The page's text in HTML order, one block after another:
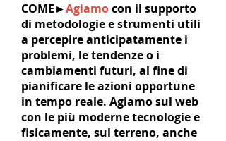
COME►Agiamocon il supporto
di metodologie e strumenti utili
a percepire anticipatamente i
problemi, le tendenze o i
cambiamenti futuri, al fine di
pianificare le azioni opportune
in tempo reale. Agiamo sul web
con le più moderne tecnologie e
fisicamente, sul terreno, anche